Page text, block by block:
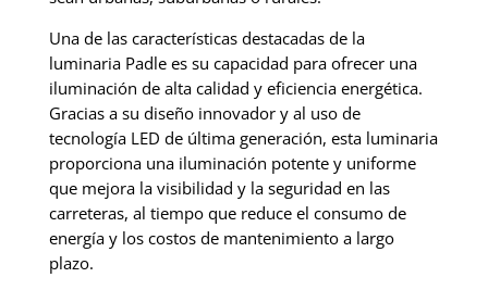
Una de las características destacadas de la
luminaria Padle es su capacidad para ofrecer una
iluminación de alta calidad y eficiencia energética.
Gracias a su diseño innovador y al uso de
tecnología LED de última generación, esta luminaria
proporciona una iluminación potente y uniforme
que mejora la visibilidad y la seguridad en las
carreteras, al tiempo que reduce el consumo de
energía y los costos de mantenimiento a largo
plazo.